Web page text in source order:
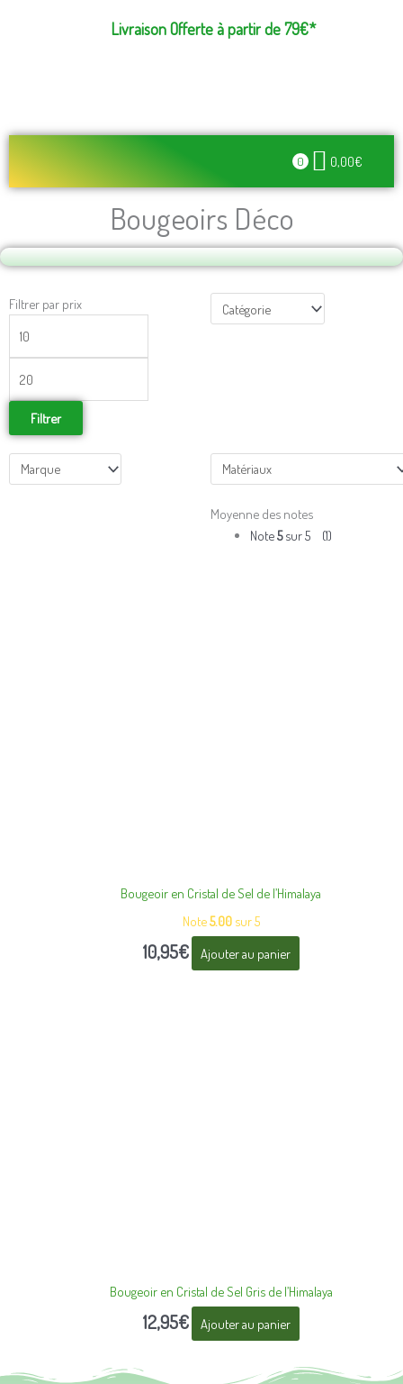
Livraison Offerte à partir de 79€*
0 0,00€
Bougeoirs Déco
Filtrer par prix
Prix
Filtrer
Moyenne des notes
Note5sur 5 (1)
Bougeoir en Cristal de Sel de l’Himalaya
Note5.00sur 5
10,95€ Ajouter au panier
Bougeoir en Cristal de Sel Gris de l’Himalaya
12,95€ Ajouter au panier